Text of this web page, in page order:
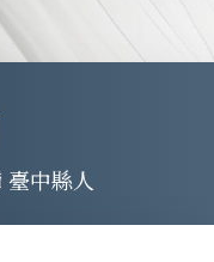
臺中縣人